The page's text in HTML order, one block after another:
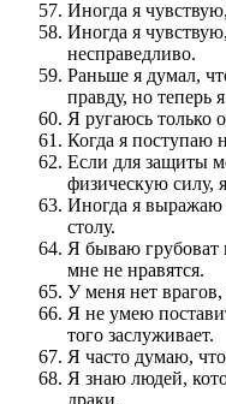
Иногда я
Иногда я
несправедливо.
Раньше я думал,
правду, но теперь
Я ругаюсь только
Когда я поступаю
Если для защиты
физическую силу,
Иногда я выражаю
столу.
Я бываю
мне не нравятся.
У меня нет
Я не умею
того заслуживает.
Я часто думаю,
Я знаю людей,